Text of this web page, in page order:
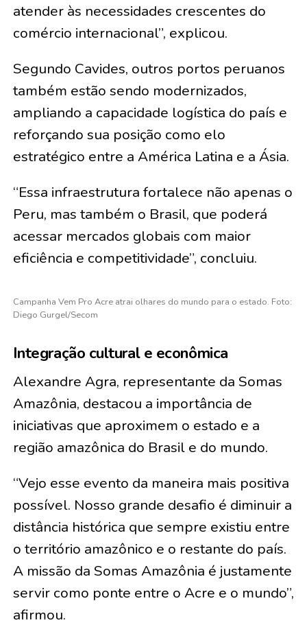
atender às necessidades crescentes do
comércio internacional”, explicou.
Segundo Cavides, outros portos peruanos
também estão sendo modernizados,
ampliando a capacidade logística do país e
reforçando sua posição como elo
estratégico entre a América Latina e a Ásia.
“Essa infraestrutura fortalece não apenas o
Peru, mas também o Brasil, que poderá
acessar mercados globais com maior
eficiência e competitividade”, concluiu.
Campanha Vem Pro Acre atrai olhares do mundo para o estado. Foto:
Diego Gurgel/Secom
Integração cultural e econômica
Alexandre Agra, representante da Somas
Amazônia, destacou a importância de
iniciativas que aproximem o estado e a
região amazônica do Brasil e do mundo.
“Vejo esse evento da maneira mais positiva
possível. Nosso grande desafio é diminuir a
distância histórica que sempre existiu entre
o território amazônico e o restante do país.
A missão da Somas Amazônia é justamente
servir como ponte entre o Acre e o mundo”,
afirmou.